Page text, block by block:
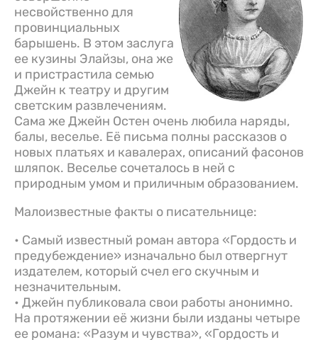
несвойственно для
провинциальных
барышень. В этом заслуга
ее кузины Элайзы, она же
и пристрастила семью
Джейн к театру и другим
светским развлечениям.
Сама же Джейн Остен очень любила наряды,
балы, веселье. Её письма полны рассказов о
новых платьях и кавалерах, описаний фасонов
шляпок. Веселье сочеталось в ней с
природным умом и приличным образованием.
Малоизвестные факты о писательнице:
• Самый известный роман автора «Гордость и
предубеждение» изначально был отвергнут
издателем, который счел его скучным и
незначительным.
• Джейн публиковала свои работы анонимно.
На протяжении её жизни были изданы четыре
ее романа: «Разум и чувства», «Гордость и